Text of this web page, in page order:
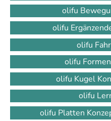
olifu
olifu
olifu
olifu
olifu Kugel
olifu
olifu Platten